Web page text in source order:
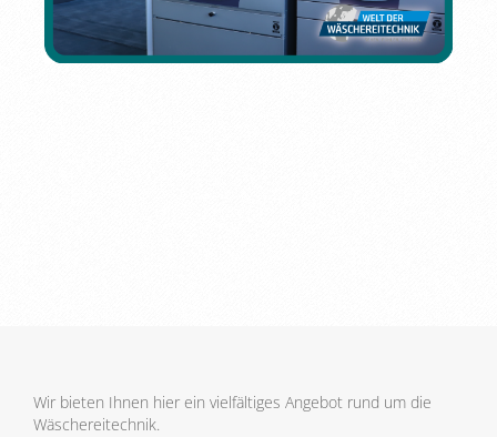
Wir bieten Ihnen hier ein vielfältiges Angebot rund um die
Wäschereitechnik.